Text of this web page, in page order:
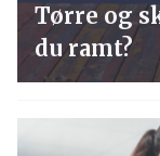
Tørre og
du ramt?